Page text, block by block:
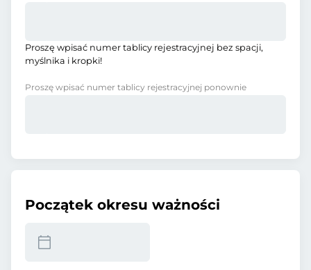
Proszę wpisać numer tablicy rejestracyjnej bez spacji,
myślnika i kropki!
Proszę wpisać numer tablicy rejestracyjnej ponownie
Początek okresu ważności